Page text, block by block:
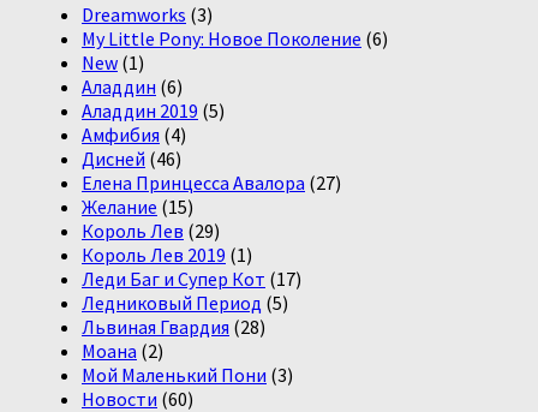
Dreamworks (3)
My Little Pony: Новое Поколение (6)
New (1)
Аладдин (6)
Аладдин 2019 (5)
Амфибия (4)
Дисней (46)
Елена Принцесса Авалора (27)
Желание (15)
Король Лев (29)
Король Лев 2019 (1)
Леди Баг и Супер Кот (17)
Ледниковый Период (5)
Львиная Гвардия (28)
Моана (2)
Мой Маленький Пони (3)
Новости (60)